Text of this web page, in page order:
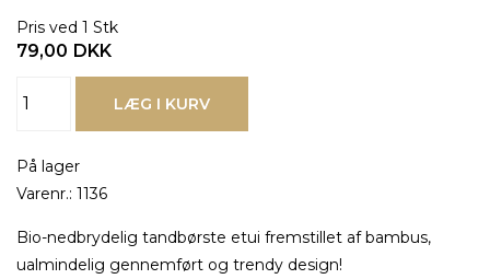
Pris ved 1 Stk
79,00 DKK
På lager
Varenr.: 1136
Bio-nedbrydelig tandbørste etui fremstillet af bambus,
ualmindelig gennemført og trendy design!